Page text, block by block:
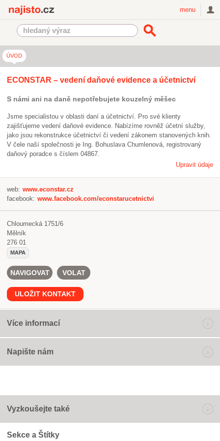
menu
ÚVOD
ECONSTAR – vedení daňové evidence a účetnictví
S námi ani na daně nepotřebujete kouzelný měšec
Jsme specialistou v oblasti daní a účetnictví. Pro své klienty
zajišťujeme vedení daňové evidence. Nabízíme rovněž účetní služby,
jako jsou rekonstrukce účetnictví či vedení zákonem stanovených knih.
V čele naší společnosti je Ing. Bohuslava Chumlenová, registrovaný
daňový poradce s číslem 04867.
Upravit údaje
web: www.econstar.cz
facebook: www.facebook.com/econstarucetnictvi
Chloumecká 1751/6
Mělník
276 01
MAPA
NAVIGOVAT VOLAT
ULOŽIT KONTAKT
Více informací
Napište nám
Vyzkoušejte také
Sekce a Štítky